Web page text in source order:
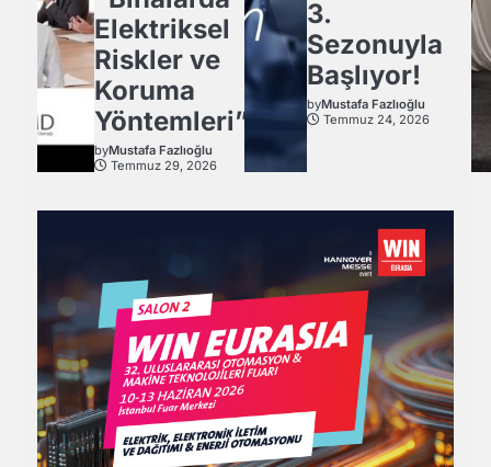
Elektriksel
Riskler ve
Koruma
Yöntemleri”
byMustafa Fazlıoğlu
Temmuz 29, 2026
3.
Sezonuyla
Başlıyor!
byMustafa Fazlıoğlu
Temmuz 24, 2026